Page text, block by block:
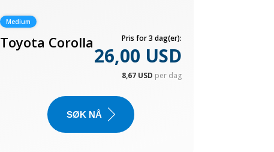
Medium
Toyota Corolla Pris for 3 dag(er):
26,00 USD
8,67 USD per dag
SØK NÅ